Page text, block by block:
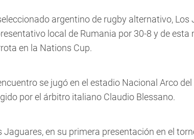
argentino de rugby alternativo, Los
local de Rumania por 30-8 y de
en la Nations Cup.
se jugó en el estadio Nacional Arco
por el árbitro italiano Claudio Blessano.
Jaguares, en su primera presentación en el